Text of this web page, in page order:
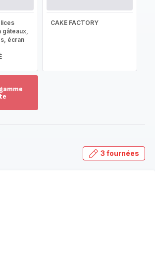
gâteaux,
écran
CAKE FACTORY
3 fournées